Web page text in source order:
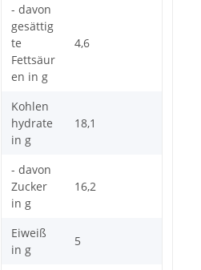
- davon
gesättig
te
Fettsäur
en in g
4,6
Kohlen
hydrate
in g
18,1
- davon
Zucker
in g
16,2
Eiweiß
in g
5